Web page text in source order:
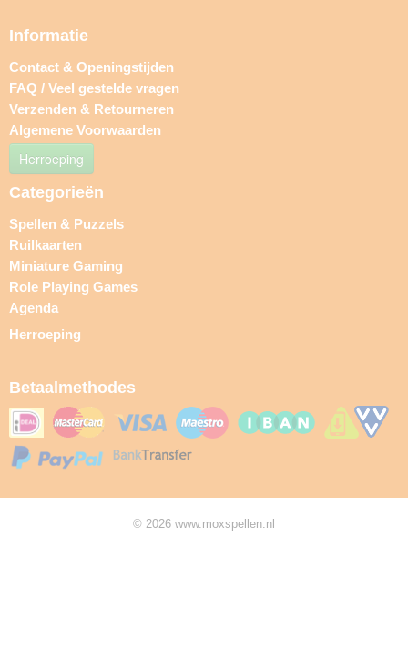
Informatie
Contact & Openingstijden
FAQ / Veel gestelde vragen
Verzenden & Retourneren
Algemene Voorwaarden
Herroeping
Categorieën
Spellen & Puzzels
Ruilkaarten
Miniature Gaming
Role Playing Games
Agenda
Herroeping
Betaalmethodes
© 2026 www.moxspellen.nl